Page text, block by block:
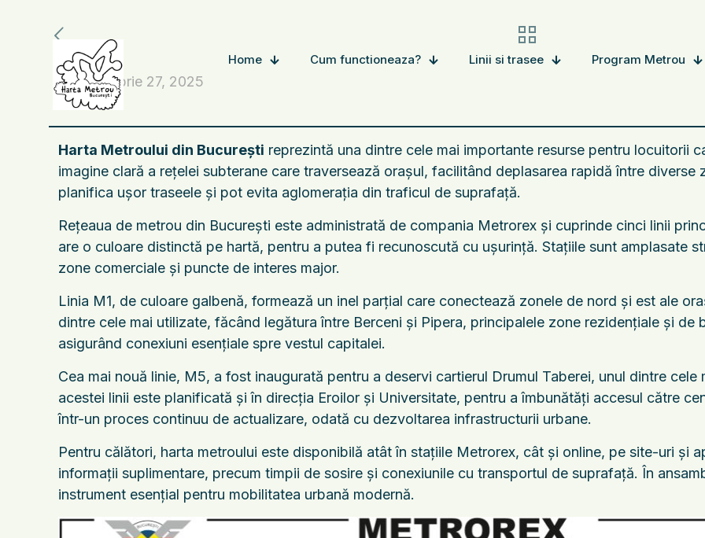
Home Cum functioneaza? Linii si trasee Program Metrou
octombrie 27, 2025
Harta Metroului din București reprezintă una dintre cele mai importante resurse pentru locuitorii
imagine clară a rețelei subterane care traversează orașul, facilitând deplasarea rapidă între
planifica ușor traseele și pot evita aglomerația din traficul de suprafață.
Rețeaua de metrou din București este administrată de compania Metrorex și cuprinde cinci linii
are o culoare distinctă pe hartă, pentru a putea fi recunoscută cu ușurință. Stațiile sunt amplasate
zone comerciale și puncte de interes major.
Linia M1, de culoare galbenă, formează un inel parțial care conectează zonele de nord și est ale
dintre cele mai utilizate, făcând legătura între Berceni și Pipera, principalele zone rezidențiale și
asigurând conexiuni esențiale spre vestul capitalei.
Cea mai nouă linie, M5, a fost inaugurată pentru a deservi cartierul Drumul Taberei, unul dintre
acestei linii este planificată și în direcția Eroilor și Universitate, pentru a îmbunătăți accesul către
într-un proces continuu de actualizare, odată cu dezvoltarea infrastructurii urbane.
Pentru călători, harta metroului este disponibilă atât în stațiile Metrorex, cât și online, pe site-uri și
informații suplimentare, precum timpii de sosire și conexiunile cu transportul de suprafață. În
instrument esențial pentru mobilitatea urbană modernă.